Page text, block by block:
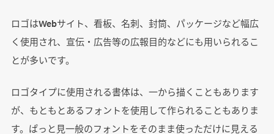
ロゴはWebサイト、看板、名刺、封筒、パッケージなど幅広
く使用され、宣伝・広告等の広報目的などにも用いられるこ
とが多いです。
ロゴタイプに使用される書体は、一から描くこともあります
が、もともとあるフォントを使用して作られることもありま
す。ぱっと見一般のフォントをそのまま使っただけに見える